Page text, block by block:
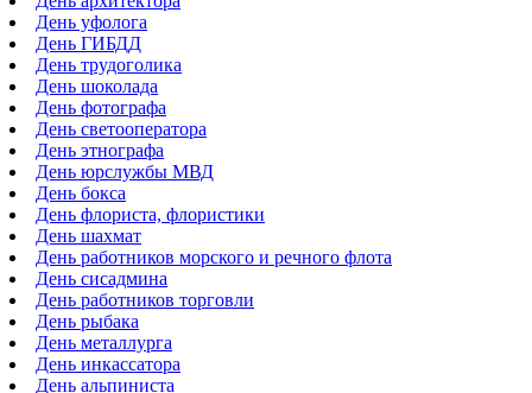
День уфолога
День ГИБДД
День трудоголика
День шоколада
День фотографа
День светооператора
День этнографа
День юрслужбы МВД
День бокса
День флориста, флористики
День шахмат
День работников морского и речного флота
День сисадмина
День работников торговли
День рыбака
День металлурга
День инкассатора
День альпиниста